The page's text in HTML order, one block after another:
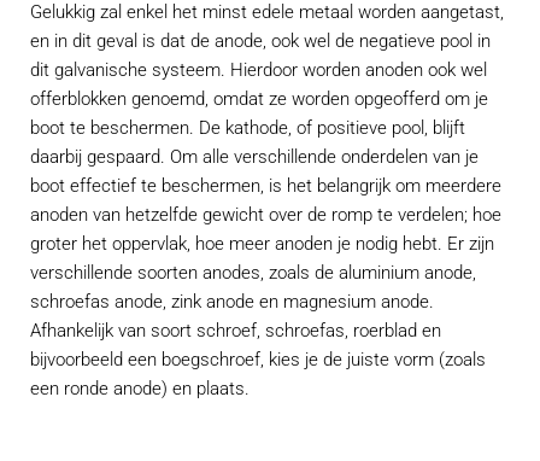
Gelukkig zal enkel het minst edele metaal worden aangetast,
en in dit geval is dat de anode, ook wel de negatieve pool in
dit galvanische systeem. Hierdoor worden anoden ook wel
offerblokken genoemd, omdat ze worden opgeofferd om je
boot te beschermen. De kathode, of positieve pool, blijft
daarbij gespaard. Om alle verschillende onderdelen van je
boot effectief te beschermen, is het belangrijk om meerdere
anoden van hetzelfde gewicht over de romp te verdelen; hoe
groter het oppervlak, hoe meer anoden je nodig hebt. Er zijn
verschillende soorten anodes, zoals de aluminium anode,
schroefas anode, zink anode en magnesium anode.
Afhankelijk van soort schroef, schroefas, roerblad en
bijvoorbeeld een boegschroef, kies je de juiste vorm (zoals
een ronde anode) en plaats.